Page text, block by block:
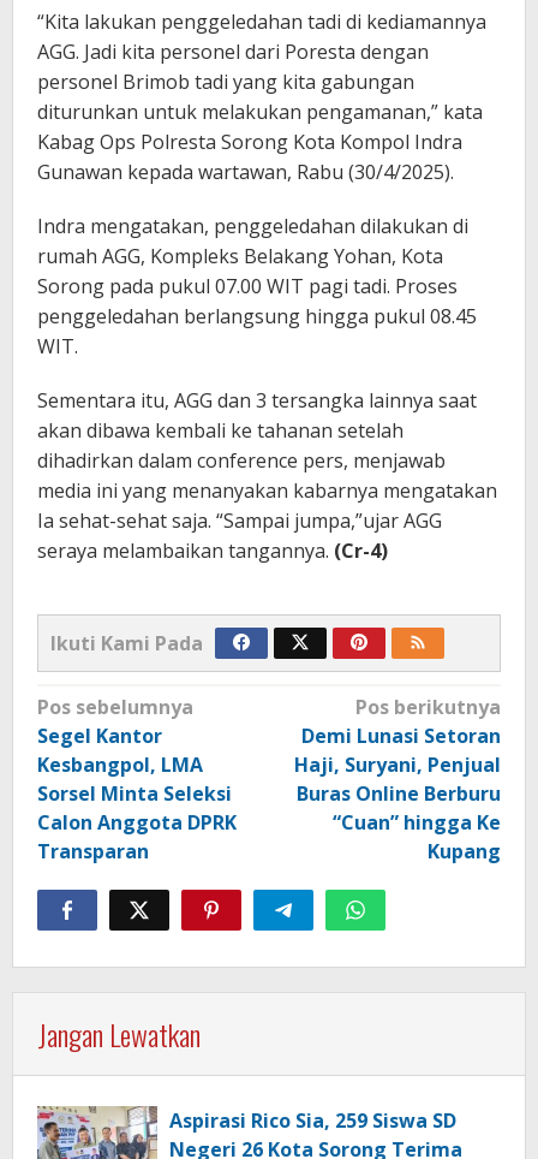
“Kita lakukan penggeledahan tadi di kediamannya
AGG. Jadi kita personel dari Poresta dengan
personel Brimob tadi yang kita gabungan
diturunkan untuk melakukan pengamanan,” kata
Kabag Ops Polresta Sorong Kota Kompol Indra
Gunawan kepada wartawan, Rabu (30/4/2025).
Indra mengatakan, penggeledahan dilakukan di
rumah AGG, Kompleks Belakang Yohan, Kota
Sorong pada pukul 07.00 WIT pagi tadi. Proses
penggeledahan berlangsung hingga pukul 08.45
WIT.
Sementara itu, AGG dan 3 tersangka lainnya saat
akan dibawa kembali ke tahanan setelah
dihadirkan dalam conference pers, menjawab
media ini yang menanyakan kabarnya mengatakan
Ia sehat-sehat saja. “Sampai jumpa,”ujar AGG
seraya melambaikan tangannya. (Cr-4)
Ikuti Kami Pada
Navigasi
pos
Pos sebelumnya
Segel Kantor
Kesbangpol, LMA
Sorsel Minta Seleksi
Calon Anggota DPRK
Transparan
Pos berikutnya
Demi Lunasi Setoran
Haji, Suryani, Penjual
Buras Online Berburu
“Cuan” hingga Ke
Kupang
Jangan Lewatkan
Aspirasi Rico Sia, 259 Siswa SD
Negeri 26 Kota Sorong Terima